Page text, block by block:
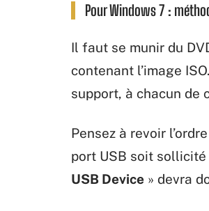
Pour Windows 7 :
Il faut se munir du
contenant l’image
support, à chacun de
Pensez à revoir
port USB soit sollicité
USB Device » devra